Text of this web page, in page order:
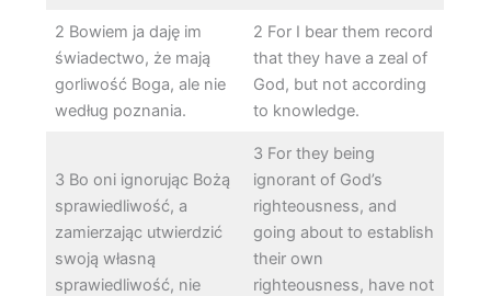
2 Bowiem ja daję im
świadectwo, że mają
gorliwość Boga, ale nie
według poznania.
2 For I bear them record
that they have a zeal of
God, but not according
to knowledge.
3 Bo oni ignorując Bożą
sprawiedliwość, a
zamierzając utwierdzić
swoją własną
sprawiedliwość, nie
3 For they being
ignorant of God’s
righteousness, and
going about to establish
their own
righteousness, have not